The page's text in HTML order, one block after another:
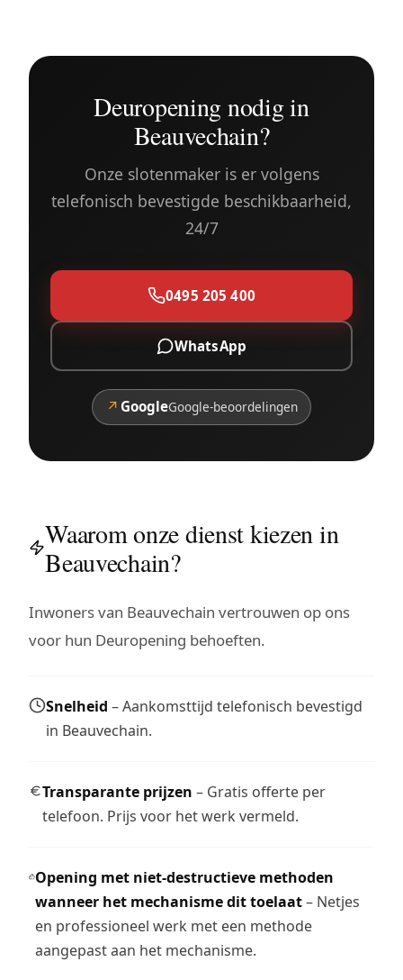
Deuropening nodig in
Beauvechain?
Onze slotenmaker is er volgens
telefonisch bevestigde beschikbaarheid,
24/7
0495 205 400
WhatsApp
↗ GoogleGoogle-beoordelingen
Waarom onze dienst kiezen in
Beauvechain?
Inwoners van Beauvechain vertrouwen op ons
voor hun Deuropening behoeften.
Snelheid – Aankomsttijd telefonisch bevestigd
in Beauvechain.
Transparante prijzen – Gratis offerte per
telefoon. Prijs voor het werk vermeld.
Opening met niet-destructieve methoden
wanneer het mechanisme dit toelaat– Netjes
en professioneel werk met een methode
aangepast aan het mechanisme.